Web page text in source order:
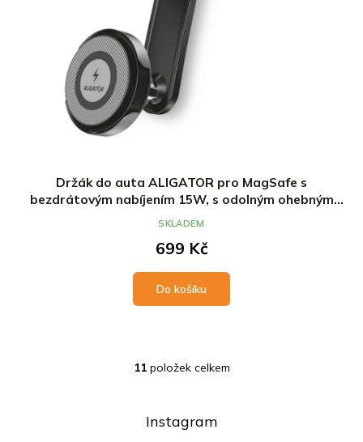
Držák do auta ALIGATOR pro MagSafe s
bezdrátovým nabíjením 15W, s odolným ohebným
ramenem, na palubní desku
699 Kč
Do košíku
SKLADEM
O
á
d
11položek celkem
Instagram